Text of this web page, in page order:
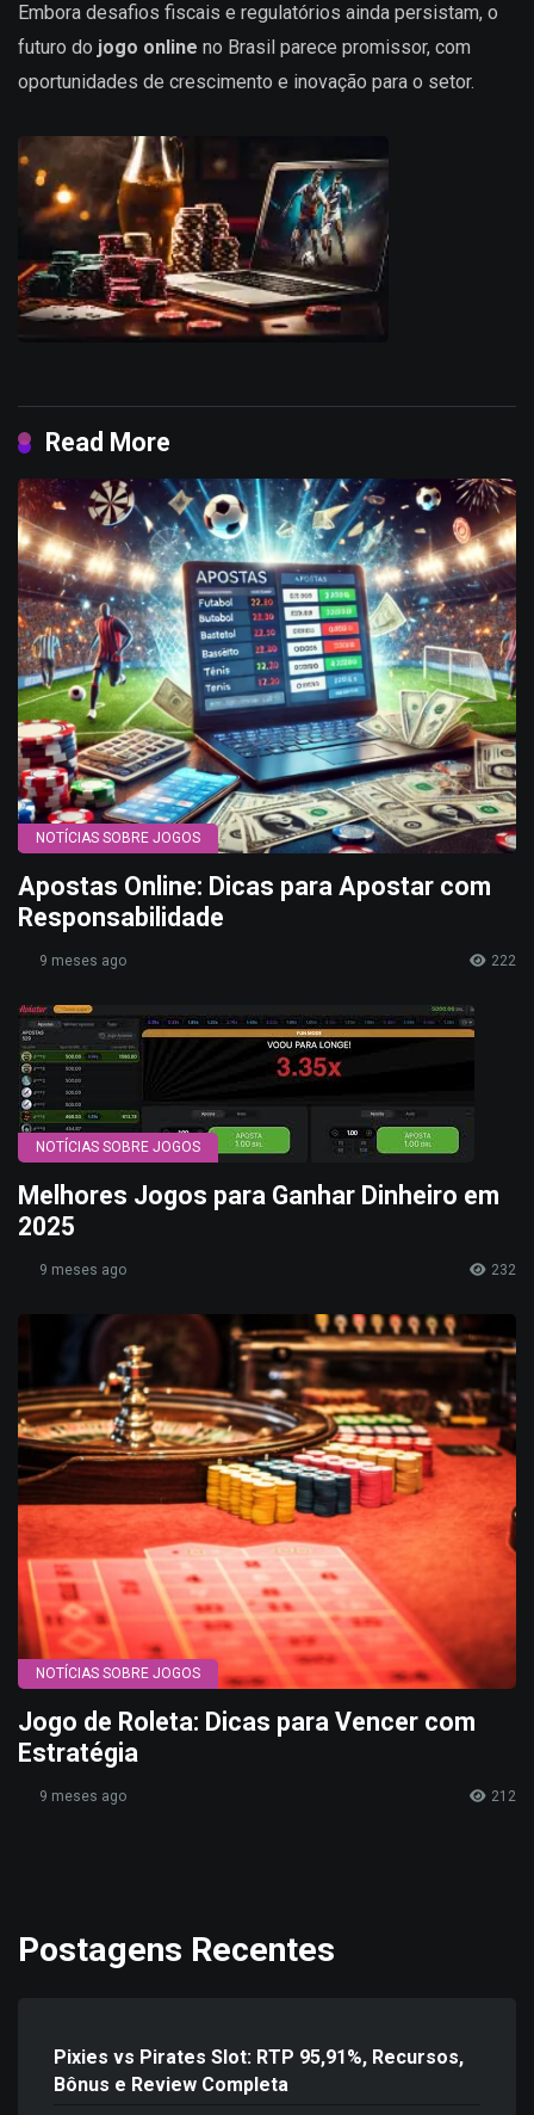
Embora desafios fiscais e regulatórios ainda persistam, o
futuro do jogo online no Brasil parece promissor, com
oportunidades de crescimento e inovação para o setor.
Read More
NOTÍCIAS SOBRE JOGOS
Apostas Online: Dicas para Apostar com
Responsabilidade
9 meses ago 222
NOTÍCIAS SOBRE JOGOS
Melhores Jogos para Ganhar Dinheiro em
2025
9 meses ago 232
NOTÍCIAS SOBRE JOGOS
Jogo de Roleta: Dicas para Vencer com
Estratégia
9 meses ago 212
Postagens Recentes
Pixies vs Pirates Slot: RTP 95,91%, Recursos,
Bônus e Review Completa